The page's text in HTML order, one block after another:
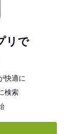
リで
快適に
検索